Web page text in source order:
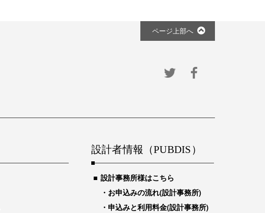
ページ上部へ
設計者情報（PUBDIS）
設計事務所様はこちら
お申込みの流れ(設計事務所)
申込みと利用料金(設計事務所)